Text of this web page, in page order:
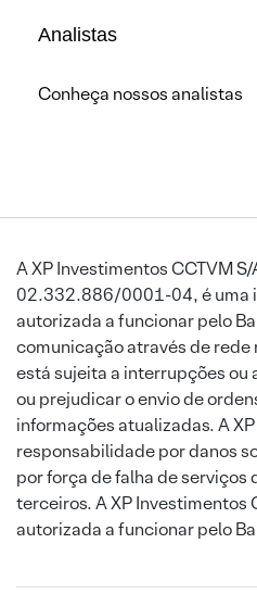
Analistas
Conheça nossos analistas
A XP Investimentos CCTVM
02.332.886/0001-04, é uma
autorizada a funcionar pelo
comunicação através de
está sujeita a interrupções
ou prejudicar o envio de
informações atualizadas. A
responsabilidade por danos
por força de falha de
terceiros. A XP Investimentos
autorizada a funcionar pelo